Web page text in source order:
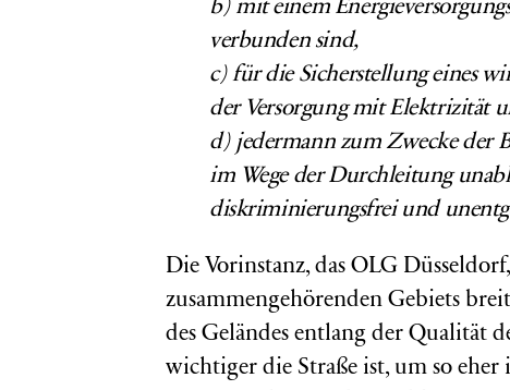
b) mit einem
verbunden sind,
c)für die Sicherstellung eines
der Versorgung mit Elektrizität
d) jedermann zum Zwecke der
im Wege der Durchleitung
diskriminierungsfrei und
Die Vorinstanz, das OLG
zusammengehörenden Gebiets
des Geländes entlang der Qualität
wichtiger die Straße ist, um so